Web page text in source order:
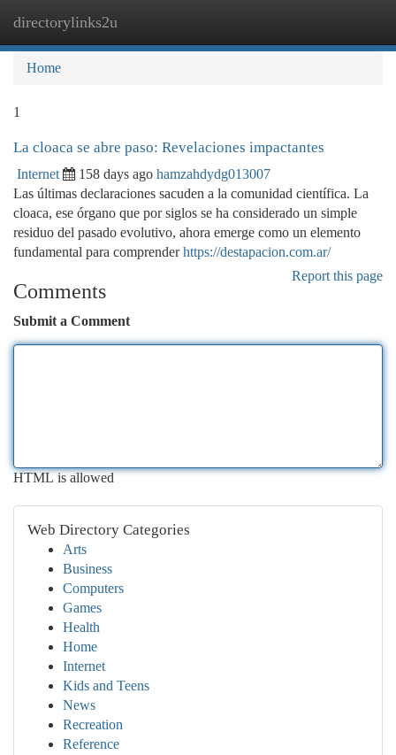
directorylinks2u
Home
1
La cloaca se abre paso: Revelaciones impactantes
Internet 158 days ago hamzahdydg013007
Las últimas declaraciones sacuden a la comunidad científica. La
cloaca, ese órgano que por siglos se ha considerado un simple
residuo del pasado evolutivo, ahora emerge como un elemento
fundamental para comprenderhttps://destapacion.com.ar/
Report this page
Comments
Submit a Comment
HTML is allowed
Web Directory Categories
Arts
Business
Computers
Games
Health
Home
Internet
Kids and Teens
News
Recreation
Reference